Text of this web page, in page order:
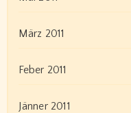
März 2011
Feber 2011
Jänner 2011